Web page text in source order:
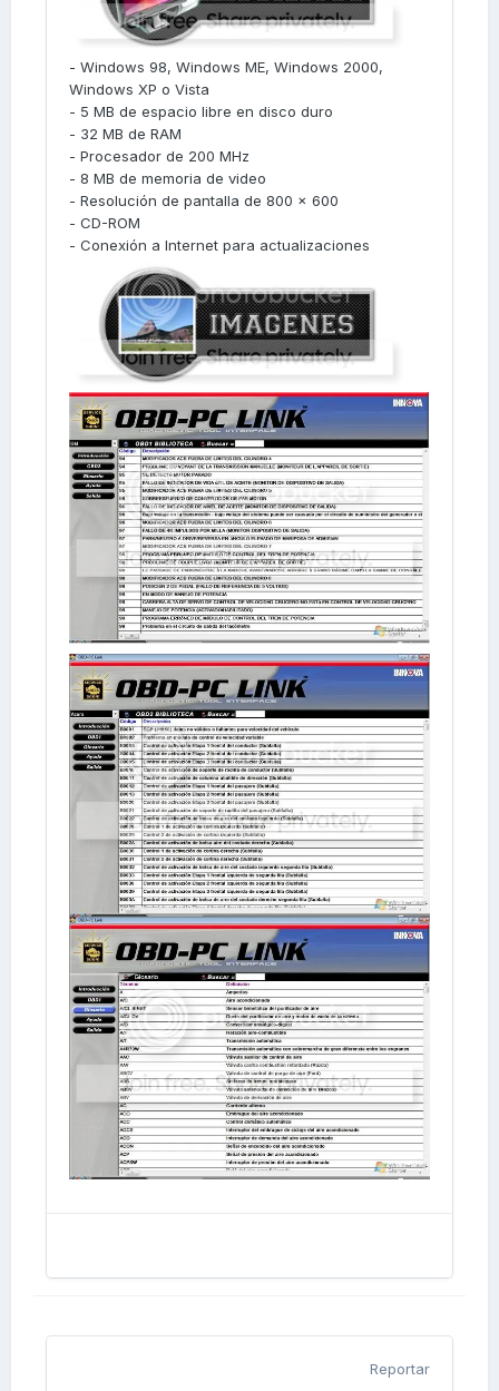
- Windows 98, Windows ME, Windows 2000,
Windows XP o Vista
- 5 MB de espacio libre en disco duro
- 32 MB de RAM
- Procesador de 200 MHz
- 8 MB de memoria de video
- Resolución de pantalla de 800 x 600
- CD-ROM
- Conexión a Internet para actualizaciones
Reportar